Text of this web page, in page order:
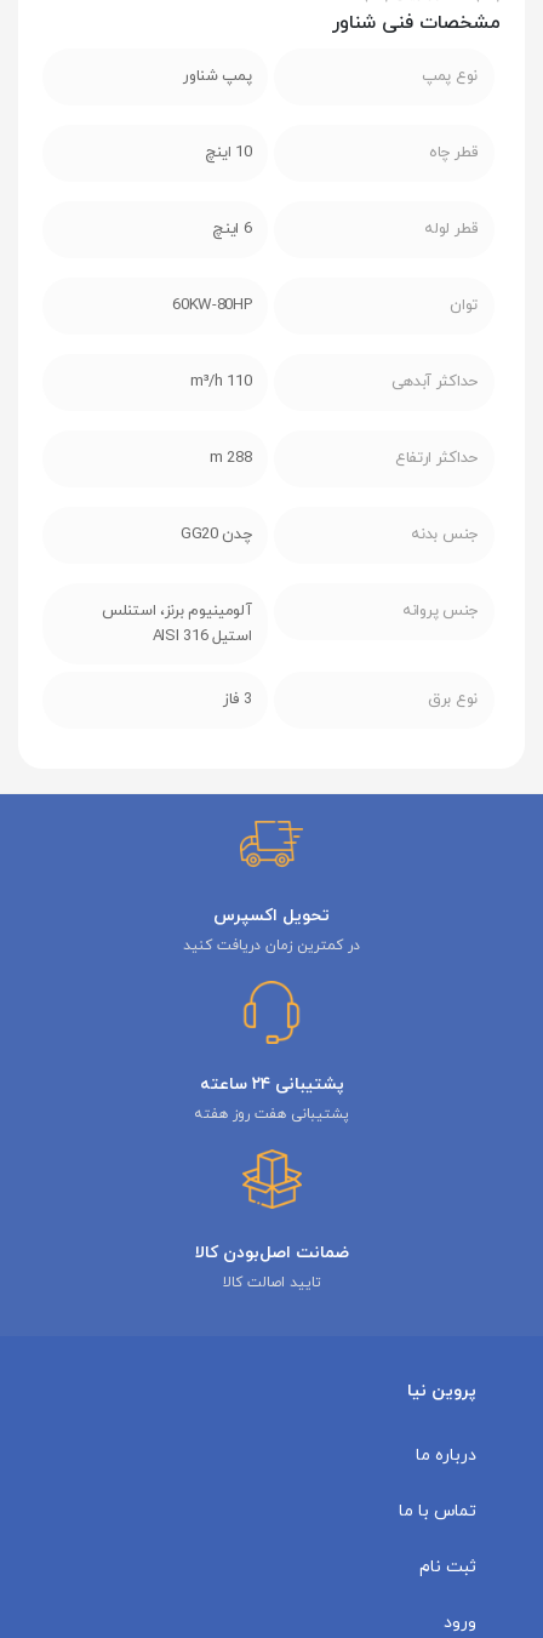
مشخصات فنی شناور
نوع پمپ پمپ شناور
قطر چاه 10 اینچ
قطر لوله 6 اینچ
توان 60KW-80HP
حداکثر آبدهی 110 m³/h
حداکثر ارتفاع 288 m
جنس بدنه چدن GG20
جنس پروانه
آلومینیوم برنز، استنلس
استیل AISI 316
نوع برق 3 فاز
تحویل اکسپرس
در کمترین زمان دریافت کنید
پشتیبانی ۲۴ ساعته
پشتیبانی هفت روز هفته
ضمانت اصل‌بودن کالا
تایید اصالت کالا
پروین نیا
درباره ما
تماس با ما
ثبت نام
ورود